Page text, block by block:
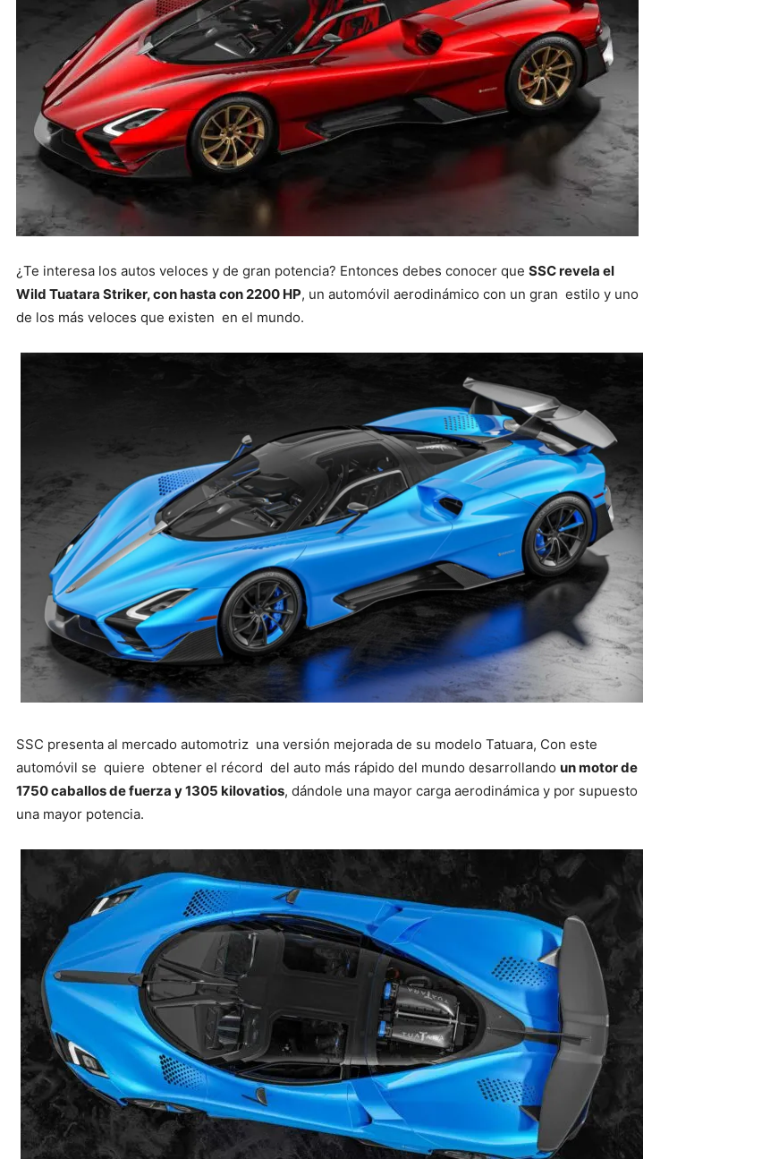
¿Te interesa los autos veloces y de gran potencia? Entonces debes conocer que SSC revela el
Wild Tuatara Striker, con hasta con 2200 HP, un automóvil aerodinámico con un gran estilo y uno
de los más veloces que existen en el mundo.
SSC presenta al mercado automotriz una versión mejorada de su modelo Tatuara, Con este
automóvil se quiere obtener el récord del auto más rápido del mundo desarrollando un motor de
1750 caballos de fuerza y 1305 kilovatios, dándole una mayor carga aerodinámica y por supuesto
una mayor potencia.